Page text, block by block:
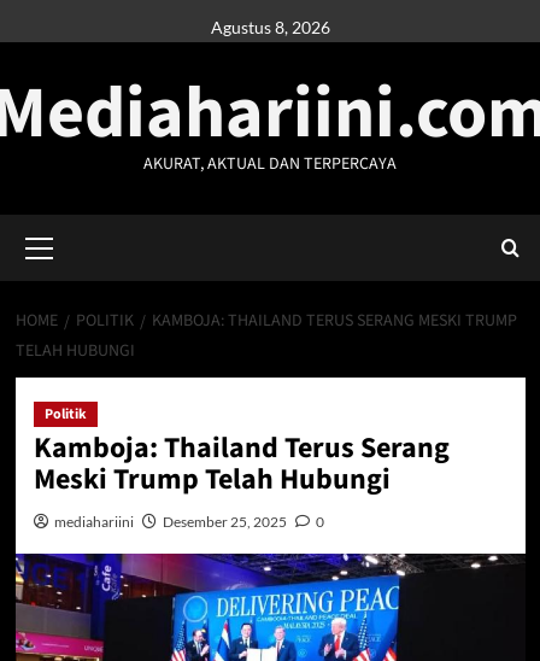
to
Agustus 8, 2026
AKURAT, AKTUAL DAN TERPERCAYA
Menu
HOME POLITIK
KAMBOJA: THAILAND TERUS SERANG MESKI TRUMP
TELAH HUBUNGI
Politik
Kamboja: Thailand Terus Serang
Meski Trump Telah Hubungi
mediahariini Desember 25, 2025 0